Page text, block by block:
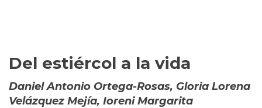
Del estiércol a la vida
Daniel Antonio Ortega-Rosas, Gloria Lorena
Velázquez Mejía, Ioreni Margarita